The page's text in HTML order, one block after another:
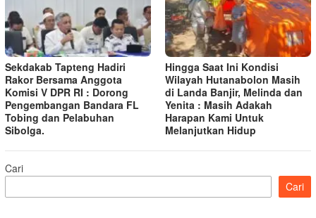
Sekdakab Tapteng Hadiri
Rakor Bersama Anggota
Komisi V DPR RI : Dorong
Pengembangan Bandara FL
Tobing dan Pelabuhan
Sibolga.
Hingga Saat Ini Kondisi
Wilayah Hutanabolon Masih
di Landa Banjir, Melinda dan
Yenita : Masih Adakah
Harapan Kami Untuk
Melanjutkan Hidup
Cari
Cari